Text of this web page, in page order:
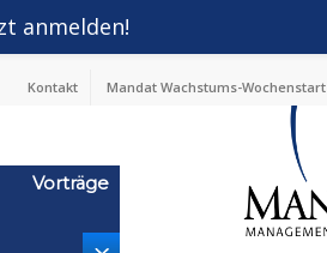
Kontakt Mandat Wachstums-Wochenstart
Vorträge
anmelden!